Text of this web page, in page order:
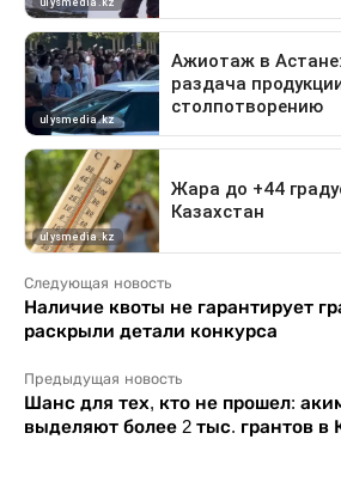
Следующая новость
Наличие квоты не гарантирует
раскрыли детали конкурса
Предыдущая новость
Шанс для тех, кто не прошел:
выделяют более 2 тыс. грантов в